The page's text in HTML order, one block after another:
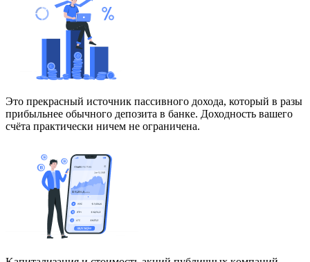
Это прекрасный источник пассивного дохода, который в разы
прибыльнее обычного депозита в банке. Доходность вашего
счёта практически ничем не ограничена.